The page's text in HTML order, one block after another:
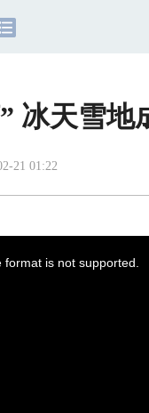
冰天雪
21 01:22
is not supported.